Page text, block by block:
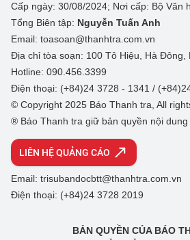
Cấp ngày: 30/08/2024; Nơi cấp: Bộ Văn
Tổng Biên tập: Nguyễn Tuấn Anh
Email: toasoan@thanhtra.com.vn
Địa chỉ tòa soạn: 100 Tô Hiệu, Hà Đông,
Hotline: 090.456.3399
Điện thoại: (+84)24 3728 - 1341 /
© Copyright 2025 Báo Thanh tra, All
® Báo Thanh tra giữ bản quyền nội
LIÊN HỆ QUẢNG CÁO
Email: trisubandocbtt@thanhtra.com.vn
Điện thoại: (+84)24 3728 2019
BẢN QUYỀN CỦA BÁO